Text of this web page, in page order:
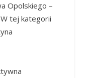
Opolskiego –
tej kategorii